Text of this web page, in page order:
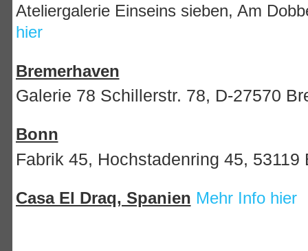
Ateliergalerie Einseins sieben, Am
hier
Bremerhaven
Galerie 78 Schillerstr. 78, D-27570
Bonn
Fabrik 45, Hochstadenring 45,
Casa El Draq, Spanien Mehr Info hier